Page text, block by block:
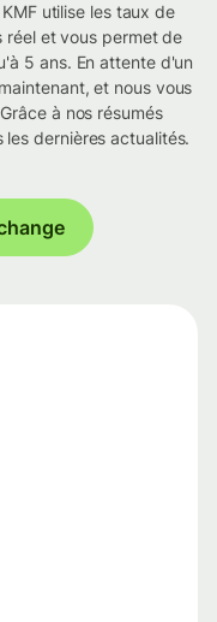
utilise les taux de
réel et vous permet de
5 ans. En attente d'un
et nous vous
à nos résumés
dernières actualités.